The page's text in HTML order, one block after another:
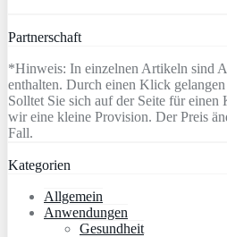
Partnerschaft
*Hinweis: In einzelnen Artikeln sind
enthalten. Durch einen Klick
Solltet Sie sich auf der Seite für einen
wir eine kleine Provision. Der Preis
Fall.
Kategorien
Allgemein
Anwendungen
Gesundheit